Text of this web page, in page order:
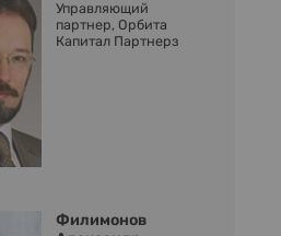
Управляющий
партнер, Орбита
Капитал Партнерз
Филимонов